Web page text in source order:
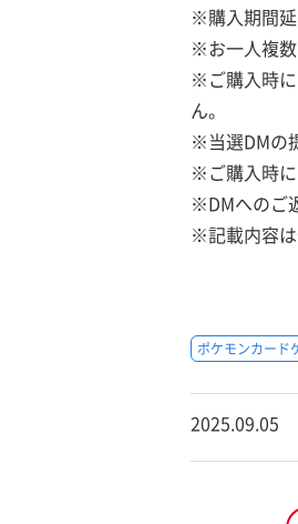
※購入期間延
※お一人複
※ご購入時
ん。
※当選DMの
※ご購入時に
※DMへのご
※記載内容は
ポケモンカード
2025.09.05